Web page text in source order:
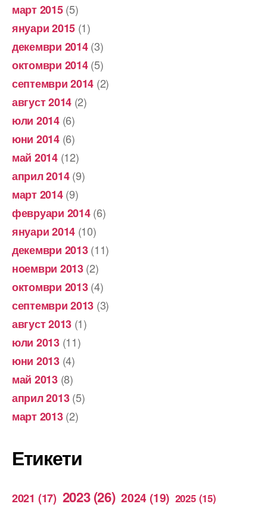
март 2015(5)
януари 2015 (1)
декември 2014(3)
октомври 2014(5)
септември 2014 (2)
август 2014 (2)
юли 2014(6)
юни 2014(6)
май 2014(12)
април 2014(9)
март 2014(9)
февруари 2014(6)
януари 2014 (10)
декември 2013(11)
ноември 2013(2)
октомври 2013(4)
септември 2013 (3)
август 2013 (1)
юли 2013(11)
юни 2013(4)
май 2013(8)
април 2013(5)
март 2013(2)
Етикети
2021 (17) 2023 (26) 2024 (19) 2025 (15)